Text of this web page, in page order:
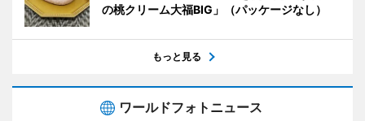
の桃クリーム大福BIG」（パッケージなし）
もっと見る
ワールドフォトニュース